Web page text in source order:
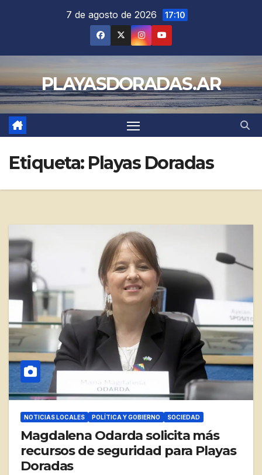
7 de agosto de 2026 17:10
PLAYASDORADAS.AR
Etiqueta: Playas Doradas
NOTICIAS LOCALES POLÍTICA Y GOBIERNO SOCIEDAD
Magdalena Odarda solicita más
recursos de seguridad para Playas
Doradas